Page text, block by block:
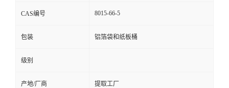
CAS编号 8015-66-5
包装 铝箔袋和纸板桶
级别
产地/厂商 提取工厂